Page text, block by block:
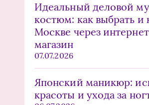
Идеальный деловой
костюм: как выбрать и
Москве через
магазин
07.07.2026
Японский маникюр:
красоты и ухода за